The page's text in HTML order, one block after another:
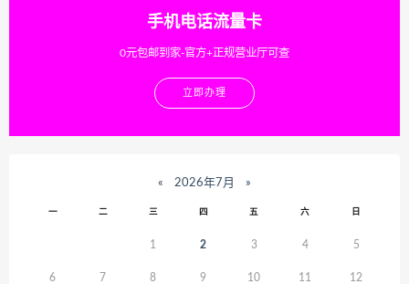
手机电话流量卡
0元包邮到家-官方+正规营业厅可查
立即办理
« 2026年7月 »
一 二 三 四 五 六 日
1 2 3 4 5
6 7 8 9 10 11 12